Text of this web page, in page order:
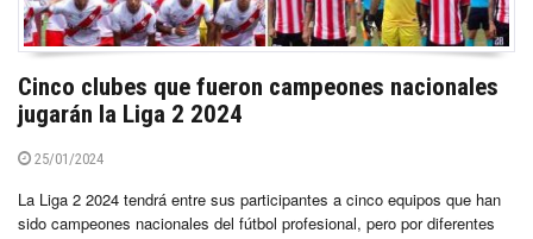
Cinco clubes que fueron campeones nacionales
jugarán la Liga 2 2024
25/01/2024
La Liga 2 2024 tendrá entre sus participantes a cinco equipos que han
sido campeones nacionales del fútbol profesional, pero por diferentes